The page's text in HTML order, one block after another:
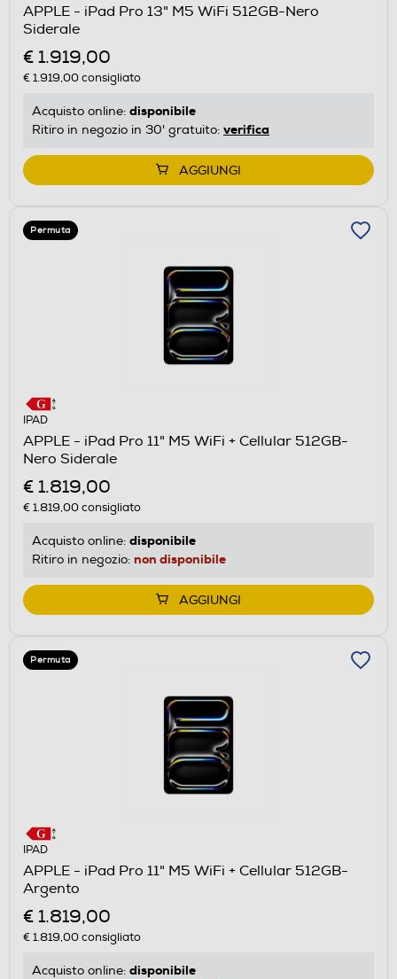
APPLE - iPad Pro 13" M5 WiFi 512GB-Nero
Siderale
€ 1.919,00
€ 1.919,00consigliato
Acquisto online: disponibile
Ritiro in negozio in 30' gratuito: verifica
AGGIUNGI
Permuta
IPAD
APPLE - iPad Pro 11" M5 WiFi + Cellular 512GB-
Nero Siderale
€ 1.819,00
€ 1.819,00consigliato
Acquisto online: disponibile
Ritiro in negozio: non disponibile
AGGIUNGI
Permuta
IPAD
APPLE - iPad Pro 11" M5 WiFi + Cellular 512GB-
Argento
€ 1.819,00
€ 1.819,00consigliato
Acquisto online: disponibile